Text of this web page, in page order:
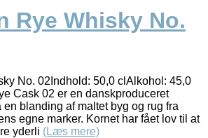
Rye Whisky No.
No. 02Indhold: 50,0 clAlkohol: 45,0
Cask 02 er en danskproduceret
blanding af maltet byg og rug fra
egne marker. Kornet har fået lov til at
yderli (Læs mere)